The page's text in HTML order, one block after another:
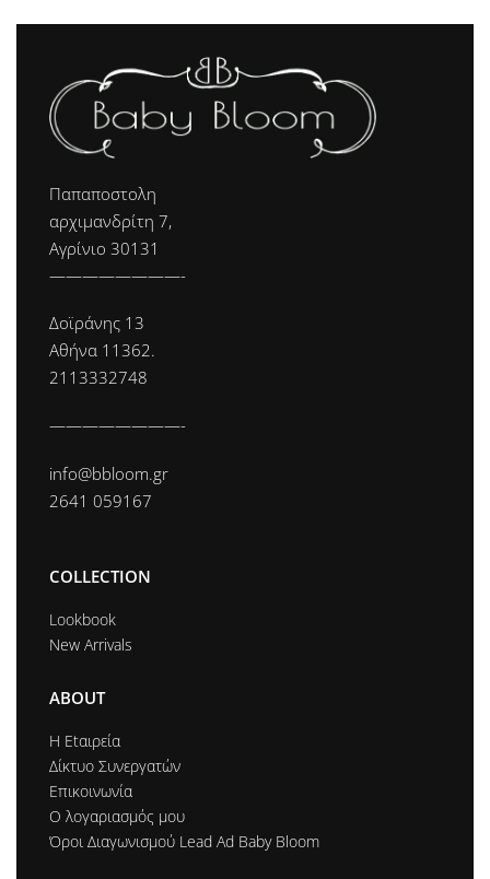
Παπαποστολη
αρχιμανδρίτη 7,
Αγρίνιο 30131
————————-
Δοϊράνης 13
Αθήνα 11362.
2113332748
————————-
info@bbloom.gr
2641 059167
COLLECTION
Lookbook
New Arrivals
ABOUT
Η Εtαιρεία
Δίκτυο Συνεργατών
Επικοινωνία
Ο λογαριασμός μου
Όροι Διαγωνισμού Lead Ad Baby Bloom